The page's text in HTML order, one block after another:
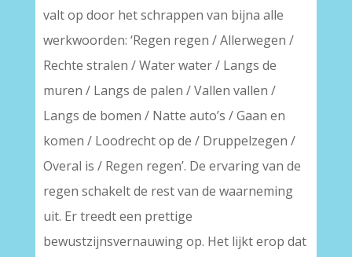
valt op door het schrappen van bijna alle
werkwoorden: ‘Regen regen / Allerwegen /
Rechte stralen / Water water / Langs de
muren / Langs de palen / Vallen vallen /
Langs de bomen / Natte auto’s / Gaan en
komen / Loodrecht op de / Druppelzegen /
Overal is / Regen regen’. De ervaring van de
regen schakelt de rest van de waarneming
uit. Er treedt een prettige
bewustzijnsvernauwing op. Het lijkt erop dat